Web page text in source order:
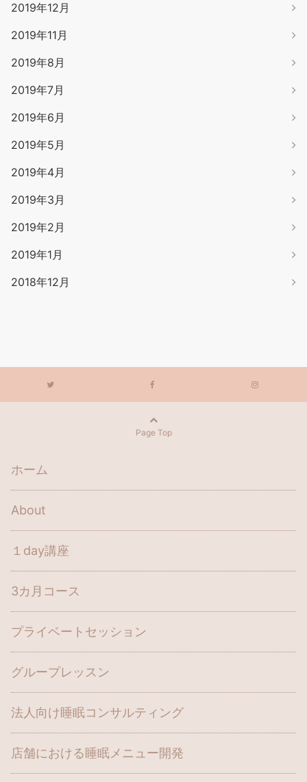
2019年12月
2019年11月
2019年8月
2019年7月
2019年6月
2019年5月
2019年4月
2019年3月
2019年2月
2019年1月
2018年12月
Page Top
ホーム
About
１day講座
3カ月コース
プライベートセッション
グループレッスン
法人向け睡眠コンサルティング
店舗における睡眠メニュー開発